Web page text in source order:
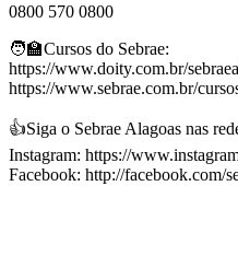
0800 570 0800
🧑‍🏫Cursos do Sebrae:
https://www.doity.com.br/
https://www.sebrae.com.br/
👍Siga o Sebrae Alagoas nas
Instagram: https://
Facebook: http://facebook.com/